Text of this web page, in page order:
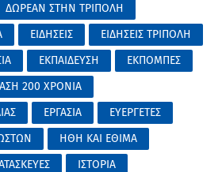
ΔΩΡΕΑΝ ΣΤΗΝ ΤΡΙΠΟΛΗ
ΕΙΔΗΣΕΙΣ
ΕΙΔΗΣΕΙΣ ΤΡΙΠΟΛΗ
ΕΚΠΑΙΔΕΥΣΗ
ΕΚΠΟΜΠΕΣ
200 ΧΡΟΝΙΑ
ΕΡΓΑΣΙΑ
ΕΥΕΡΓΕΤΕΣ
ΗΘΗ ΚΑΙ ΕΘΙΜΑ
ΙΣΤΟΡΙΑ